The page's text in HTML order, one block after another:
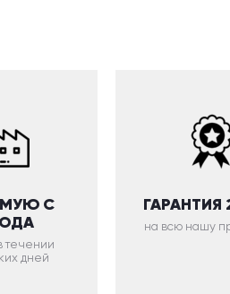
С
течении
дней
ГАРАНТИЯ
на всю нашу